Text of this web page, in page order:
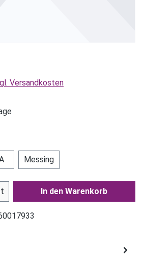
Versandkosten
Messing
Gib den gewünschten Wert
In den Warenkorb